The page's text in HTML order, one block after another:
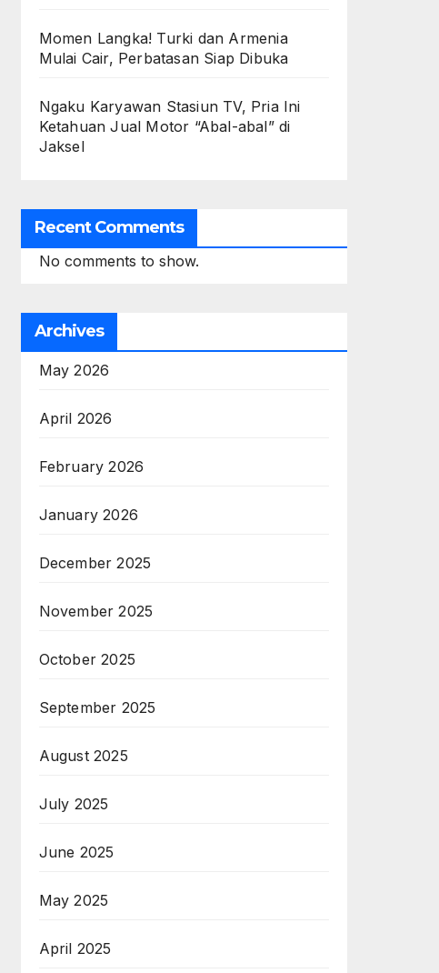
Momen Langka! Turki dan Armenia
Mulai Cair, Perbatasan Siap Dibuka
Ngaku Karyawan Stasiun TV, Pria Ini
Ketahuan Jual Motor “Abal-abal” di
Jaksel
Recent Comments
No comments to show.
Archives
May 2026
April 2026
February 2026
January 2026
December 2025
November 2025
October 2025
September 2025
August 2025
July 2025
June 2025
May 2025
April 2025